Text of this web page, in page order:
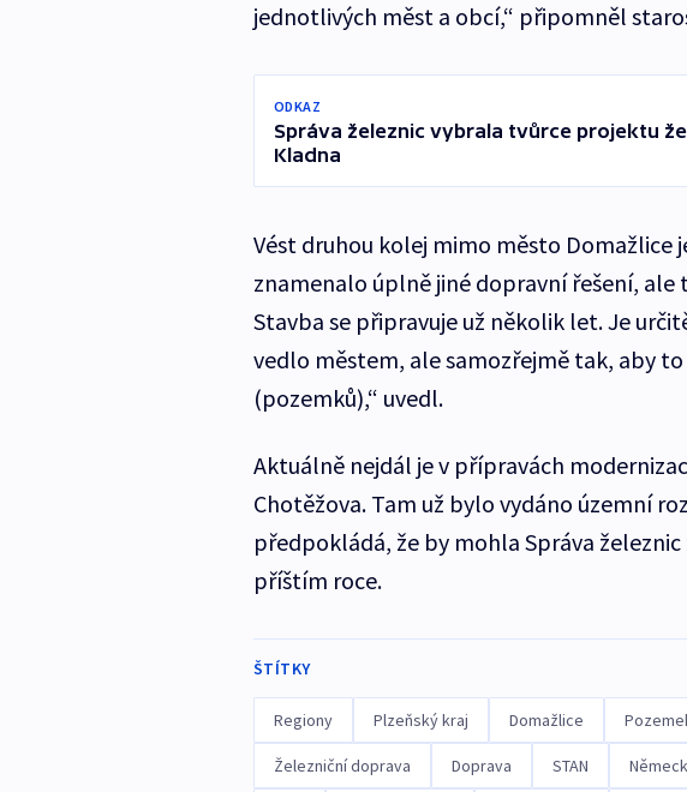
jednotlivých měst a obcí,“ připomněl
ODKAZ
Správa železnic vybrala tvůrce projektu
Kladna
Vést druhou kolej mimo město Domažlice
znamenalo úplně jiné dopravní řešení, ale
Stavba se připravuje už několik let. Je
vedlo městem, ale samozřejmě tak, aby
(pozemků),“ uvedl.
Aktuálně nejdál je v přípravách
Chotěžova. Tam už bylo vydáno územní
předpokládá, že by mohla Správa
příštím roce.
ŠTÍTKY
Regiony Plzeňský kraj Domažlice
Železniční doprava Doprava STAN